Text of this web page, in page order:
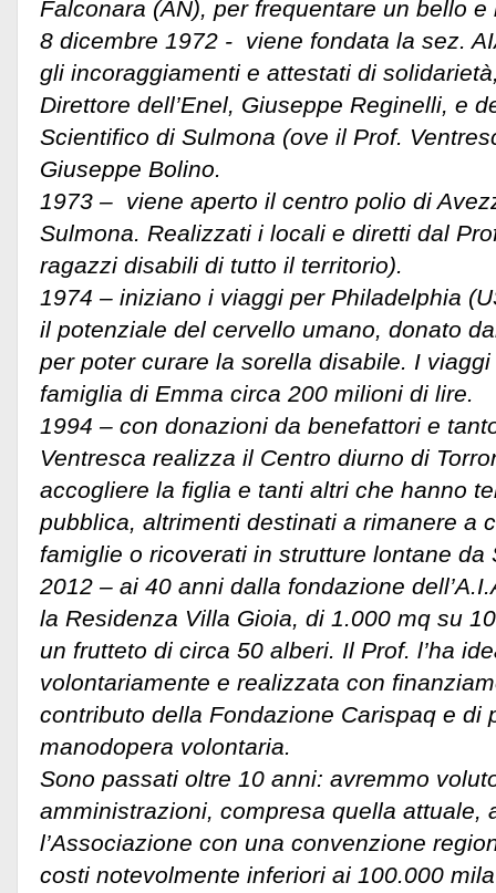
Falconara (AN), per frequentare un bello
8 dicembre 1972 - viene fondata la sez.
gli incoraggiamenti e attestati di
Direttore dell’Enel, Giuseppe Reginelli, e
Scientifico di Sulmona (ove il Prof.
Giuseppe Bolino.
1973 – viene aperto il centro polio di
Sulmona. Realizzati i locali e diretti dal
ragazzi disabili di tutto il territorio).
1974 – iniziano i viaggi per Philadelphia
il potenziale del cervello umano, donato
per poter curare la sorella disabile. I
famiglia di Emma circa 200 milioni di lire.
1994 – con donazioni da benefattori e
Ventresca realizza il Centro diurno di
accogliere la figlia e tanti altri che hanno
pubblica, altrimenti destinati a rimanere a
famiglie o ricoverati in strutture lontane da
2012 – ai 40 anni dalla fondazione
la Residenza Villa Gioia, di 1.000 mq su
un frutteto di circa 50 alberi. Il Prof. l’ha
volontariamente e realizzata con
contributo della Fondazione Carispaq e di
manodopera volontaria.
Sono passati oltre 10 anni: avremmo
amministrazioni, compresa quella attuale,
l’Associazione con una convenzione
costi notevolmente inferiori ai 100.000